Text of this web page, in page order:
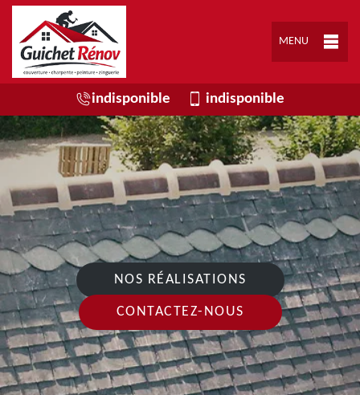
MENU
indisponible indisponible
NOS RÉALISATIONS
CONTACTEZ-NOUS